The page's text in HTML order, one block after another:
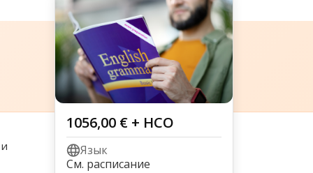
1056,00 €+ НСО
Язык
См. расписание